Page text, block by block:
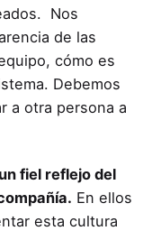
Nos
de las
cómo es
Debemos
a otra persona a
fiel reflejo del
En ellos
esta cultura